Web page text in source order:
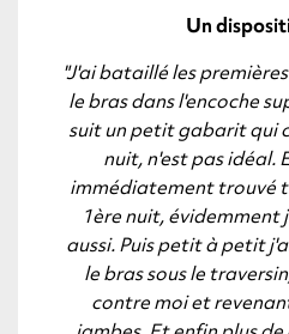
Un
"J'ai bataillé les
le bras dans l'encoche
suit un petit gabarit qui
nuit, n'est pas idéal.
immédiatement trouvé
1ère nuit, évidemment
aussi. Puis petit à petit
le bras sous le
contre moi et